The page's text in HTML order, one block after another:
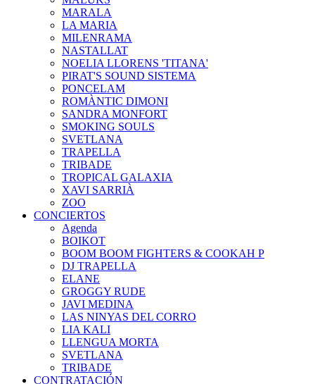
MARALA
LA MARIA
MILENRAMA
NASTALLAT
NOELIA LLORENS 'TITANA'
PIRAT'S SOUND SISTEMA
PONCELAM
ROMÀNTIC DIMONI
SANDRA MONFORT
SMOKING SOULS
SVETLANA
TRAPELLA
TRIBADE
TROPICAL GALAXIA
XAVI SARRIÀ
ZOO
CONCIERTOS
Agenda
BOIKOT
BOOM BOOM FIGHTERS & COOKAH P
DJ TRAPELLA
ELANE
GROGGY RUDE
JAVI MEDINA
LAS NINYAS DEL CORRO
LIA KALI
LLENGUA MORTA
SVETLANA
TRIBADE
CONTRATACIÓN